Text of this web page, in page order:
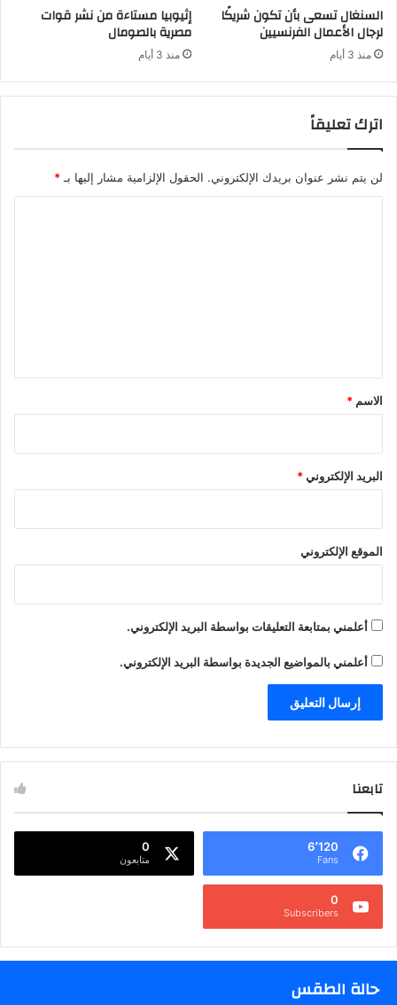
السنغال تسعى بأن تكون شريكًا
لرجال الأعمال الفرنسيين
منذ 3 أيام
إثيوبيا مستاءة من نشر قوات
مصرية بالصومال
منذ 3 أيام
اترك تعليقاً
لن يتم نشر عنوان بريدك الإلكتروني. الحقول الإلزامية مشار إليها بـ *
*
الاسم *
البريد الإلكتروني*
الموقع الإلكتروني
أعلمني بمتابعة التعليقات بواسطة البريد الإلكتروني.
أعلمني بالمواضيع الجديدة بواسطة البريد الإلكتروني.
تابعنا
6٬120
Fans
0
متابعون
0
Subscribers
حالة الطقس